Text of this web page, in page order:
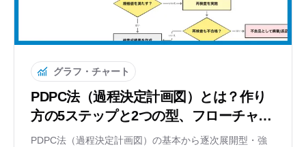
グラフ・チャート
PDPC法（過程決定計画図）とは？作り
方の5ステップと2つの型、フローチャー
トとの違いを徹底解説
PDPC法（過程決定計画図）の基本から逐次展開型・強